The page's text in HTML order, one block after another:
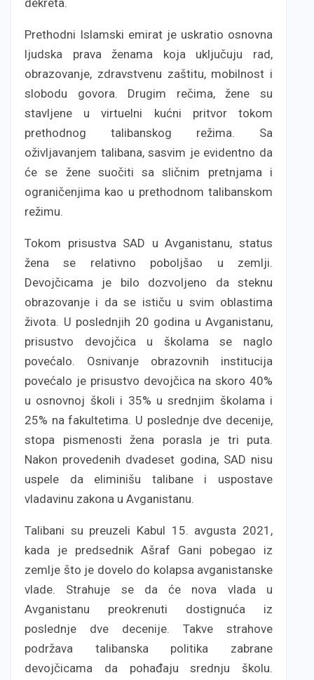
dekreta.
Prethodni Islamski emirat je uskratio osnovna
ljudska prava ženama koja uključuju rad,
obrazovanje, zdravstvenu zaštitu, mobilnost i
slobodu govora. Drugim rečima, žene su
stavljene u virtuelni kućni pritvor tokom
prethodnog talibanskog režima. Sa
oživljavanjem talibana, sasvim je evidentno da
će se žene suočiti sa sličnim pretnjama i
ograničenjima kao u prethodnom talibanskom
režimu.
Tokom prisustva SAD u Avganistanu, status
žena se relativno poboljšao u zemlji.
Devojčicama je bilo dozvoljeno da steknu
obrazovanje i da se ističu u svim oblastima
života. U poslednjih 20 godina u Avganistanu,
prisustvo devojčica u školama se naglo
povećalo. Osnivanje obrazovnih institucija
povećalo je prisustvo devojčica na skoro 40%
u osnovnoj školi i 35% u srednjim školama i
25% na fakultetima. U poslednje dve decenije,
stopa pismenosti žena porasla je tri puta.
Nakon provedenih dvadeset godina, SAD nisu
uspele da eliminišu talibane i uspostave
vladavinu zakona u Avganistanu.
Talibani su preuzeli Kabul 15. avgusta 2021,
kada je predsednik Ašraf Gani pobegao iz
zemlje što je dovelo do kolapsa avganistanske
vlade. Strahuje se da će nova vlada u
Avganistanu preokrenuti dostignuća iz
poslednje dve decenije. Takve strahove
podržava talibanska politika zabrane
devojčicama da pohađaju srednju školu.